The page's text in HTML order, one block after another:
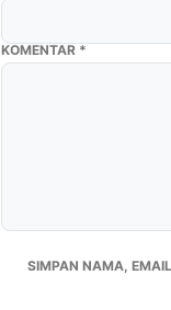
KOMENTAR *
SIMPAN NAMA,